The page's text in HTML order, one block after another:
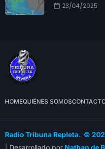
23/04/2025
HOMEQUIÉNES SOMOS
Radio Tribuna Repleta. ©